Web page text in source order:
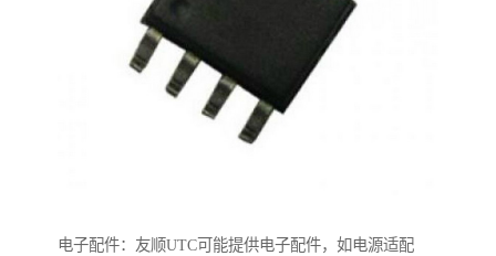
电子配件：友顺UTC可能提供电子配件，如电源适配